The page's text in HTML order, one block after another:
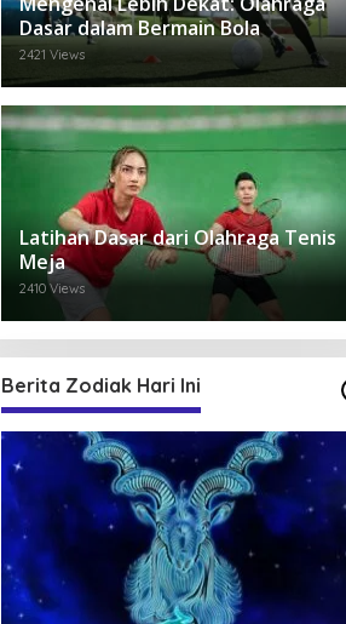
Dasar dalam Bermain Bola
2421 Views
Latihan Dasar dari Olahraga Tenis
Meja
2410 Views
Berita Zodiak Hari Ini